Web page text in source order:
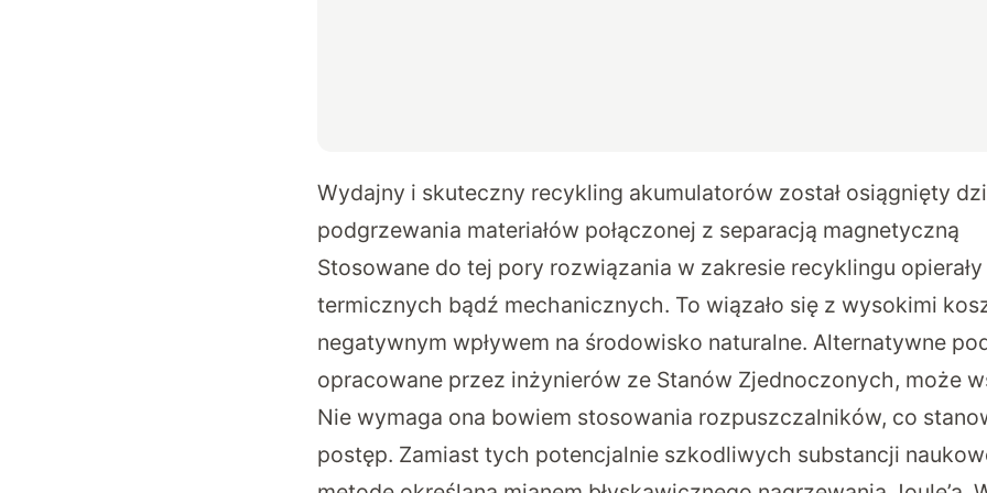
Wydajny i skuteczny recykling akumulatorów został osiągnięty
podgrzewania materiałów połączonej z separacją magnetyczną
Stosowane do tej pory rozwiązania w zakresie recyklingu
termicznych bądź mechanicznych. To wiązało się z wysokimi
negatywnym wpływem na środowisko naturalne. Alternatywne
opracowane przez inżynierów ze Stanów Zjednoczonych, może
Nie wymaga ona bowiem stosowania rozpuszczalników, co
postęp. Zamiast tych potencjalnie szkodliwych substancji